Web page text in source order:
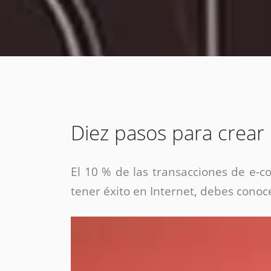
marketing digital.
Diez pasos para
El 10 % de las transacciones de e-
tener éxito en Internet, debes